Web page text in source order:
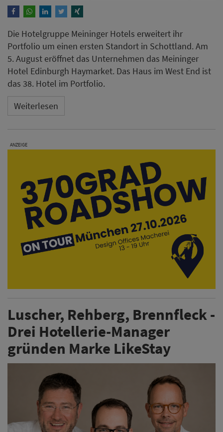
Die Hotelgruppe Meininger Hotels erweitert ihr
Portfolio um einen ersten Standort in Schottland. Am
5. August eröffnet das Unternehmen das Meininger
Hotel Edinburgh Haymarket. Das Haus im West End ist
das 38. Hotel im Portfolio.
Weiterlesen
ANZEIGE
Luscher, Rehberg, Brennfleck -
Drei Hotellerie-Manager
gründen Marke LikeStay